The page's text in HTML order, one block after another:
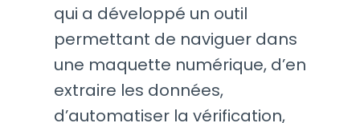
qui a développé un outil
permettant de naviguer dans
une maquette numérique, d’en
extraire les données,
d’automatiser la vérification,